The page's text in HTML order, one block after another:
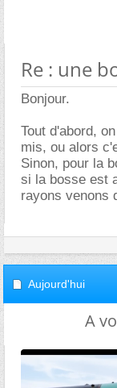
Re : une
Bonjour.
Tout d'abord,
mis, ou alors
Sinon, pour la
si la bosse est
rayons venons
Aujourd'hui
A